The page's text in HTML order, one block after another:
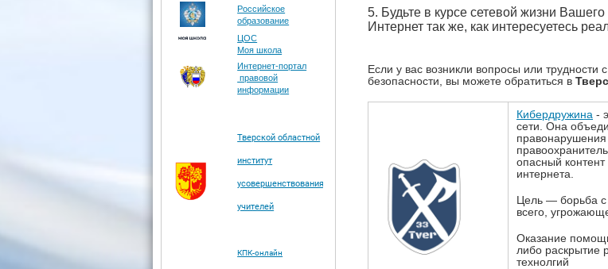
Российское
образование
ЦОС
Моя школа
Интернет-портал
правовой
информации
Тверской областной
институт
усовершенствования
учителей
КПК-онлайн
5. Будьте в курсе сетевой жизни
Интернет так же, как интересуетесь
Если у вас возникли вопросы или
безопасности, вы можете обратиться в
Кибердружина -
сети. Она
опасный
интернета.
Цель — борьба с
всего,
Оказание
либо раскрытие
технолгий